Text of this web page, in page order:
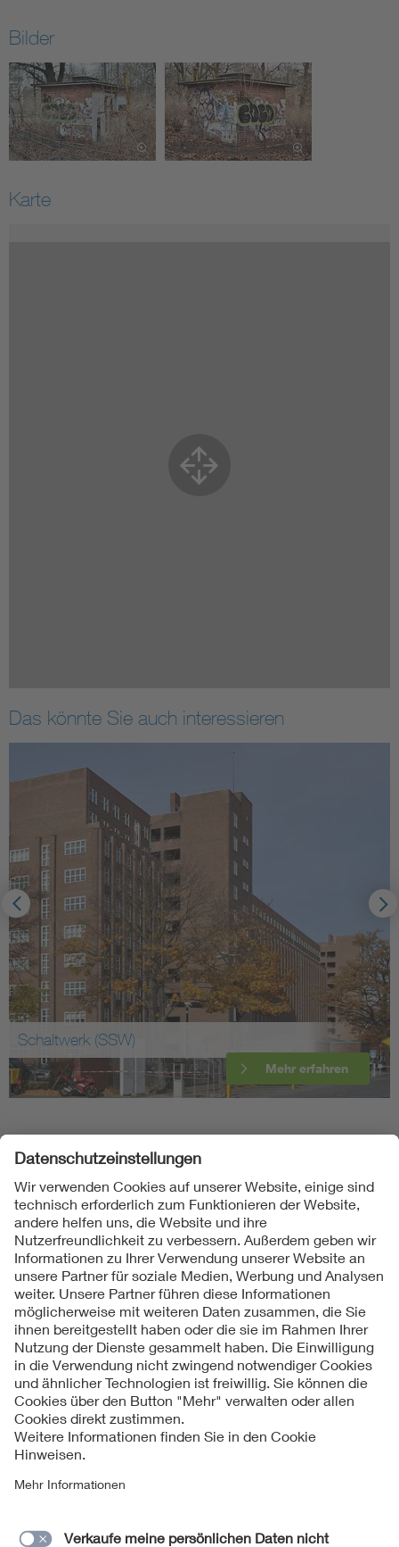
Bilder
Karte
Das könnte Sie auch interessieren
Schaltwerk (SSW)
Mehr erfahren
Folgen Sie uns
Kontakte
Service
Impressum
Datenschutzinformationen
Cookie Hinweise